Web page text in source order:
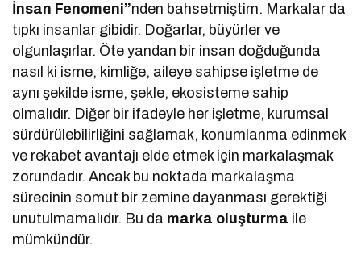
İnsan Fenomeni”nden bahsetmiştim. Markalar da
tıpkı insanlar gibidir. Doğarlar, büyürler ve
olgunlaşırlar. Öte yandan bir insan doğduğunda
nasıl ki isme, kimliğe, aileye sahipse işletme de
aynı şekilde isme, şekle, ekosisteme sahip
olmalıdır. Diğer bir ifadeyle her işletme, kurumsal
sürdürülebilirliğini sağlamak, konumlanma edinmek
ve rekabet avantajı elde etmek için markalaşmak
zorundadır. Ancak bu noktada markalaşma
sürecinin somut bir zemine dayanması gerektiği
unutulmamalıdır. Bu da marka oluşturma ile
mümkündür.